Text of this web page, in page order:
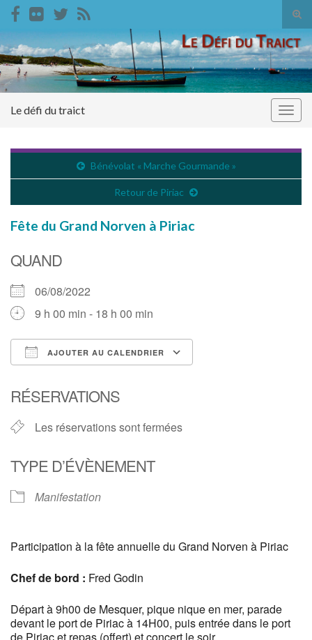
Search for:
Le défi du traict
Bénévolat « Marche Gourmande »
Retour de Piriac
Fête du Grand Norven à Piriac
QUAND
06/08/2022
9 h 00 min - 18 h 00 min
AJOUTER AU CALENDRIER
RÉSERVATIONS
Les réservations sont fermées
TYPE D’ÉVÈNEMENT
Manifestation
Participation à la fête annuelle du Grand Norven à Piriac
Chef de bord : Fred Godin
Départ à 9h00 de Mesquer, pique nique en mer, parade
devant le port de Piriac à 14H00, puis entrée dans le port